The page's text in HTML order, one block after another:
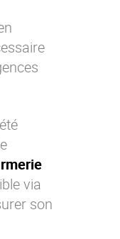
via
son